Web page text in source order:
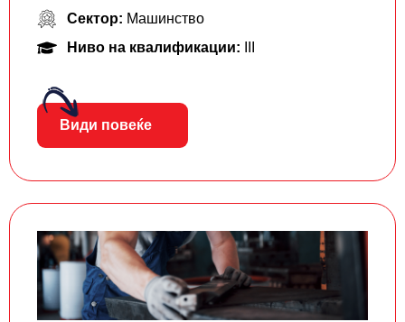
Сектор: Машинство
Ниво на квалификации:
Види повеќе